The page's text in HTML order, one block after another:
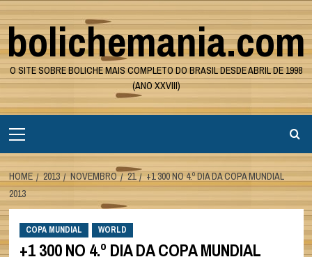
Skip
to
content
bolichemania.com
O SITE SOBRE BOLICHE MAIS COMPLETO DO BRASIL DESDE ABRIL DE 1998
(ANO XXVIII)
Menu
HOME 2013 NOVEMBRO 21
+1 300 NO 4.º DIA DA COPA MUNDIAL
2013
COPA MUNDIAL WORLD
+1 300 NO 4.º DIA DA COPA MUNDIAL